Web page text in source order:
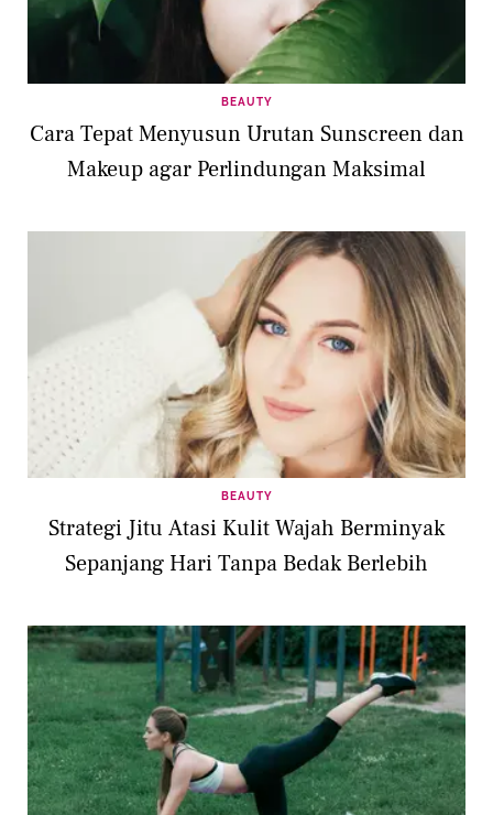
BEAUTY
Cara Tepat Menyusun Urutan Sunscreen dan
Makeup agar Perlindungan Maksimal
BEAUTY
Strategi Jitu Atasi Kulit Wajah Berminyak
Sepanjang Hari Tanpa Bedak Berlebih